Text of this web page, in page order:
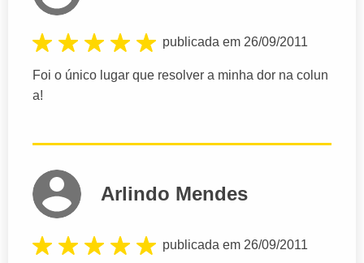
publicada em 26/09/2011
Foi o único lugar que resolver a minha dor na colun
a!
Arlindo Mendes
publicada em 26/09/2011